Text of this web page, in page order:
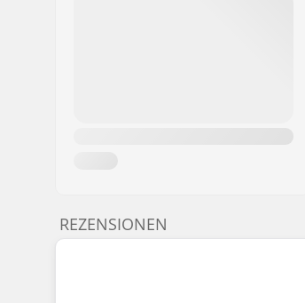
REZENSIONEN